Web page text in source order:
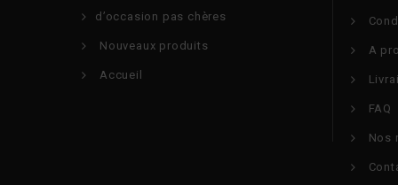
d’occasion pas chères
Nouveaux produits
Accueil
A
FAQ
Nos